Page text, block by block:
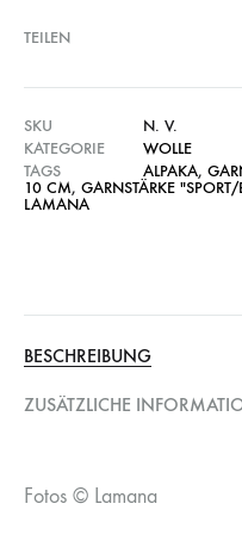
TEILEN
SKU
N. V.
KATEGORIE
WOLLE
TAGS
ALPAKA,
10 CM, GARNSTÄRKE
LAMANA
BESCHREIBUNG
ZUSÄTZLICHE
Fotos © Lamana